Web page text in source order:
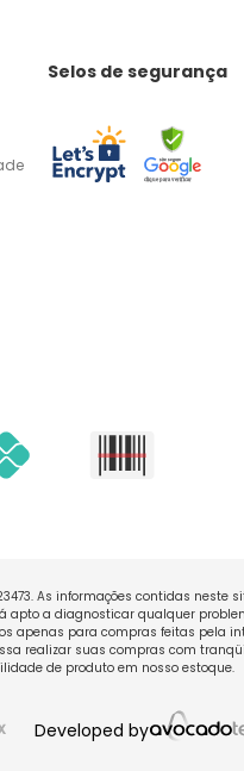
Selos de segurança
As informações contidas neste
apto a diagnosticar qualquer
apenas para compras feitas pela
realizar suas compras com
de produto em nosso estoque.
Developed by